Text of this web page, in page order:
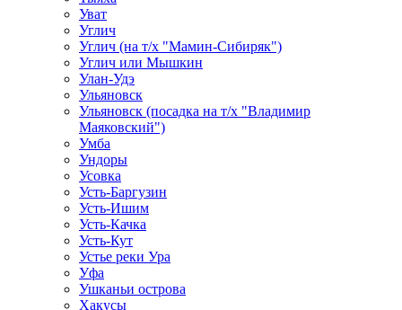
Уват
Углич
Углич (на т/х "Мамин-Сибиряк")
Углич или Мышкин
Улан-Удэ
Ульяновск
Ульяновск (посадка на т/х "Владимир
Маяковский")
Умба
Ундоры
Усовка
Усть-Баргузин
Усть-Ишим
Усть-Качка
Усть-Кут
Устье реки Ура
Уфа
Ушканьи острова
Хакусы